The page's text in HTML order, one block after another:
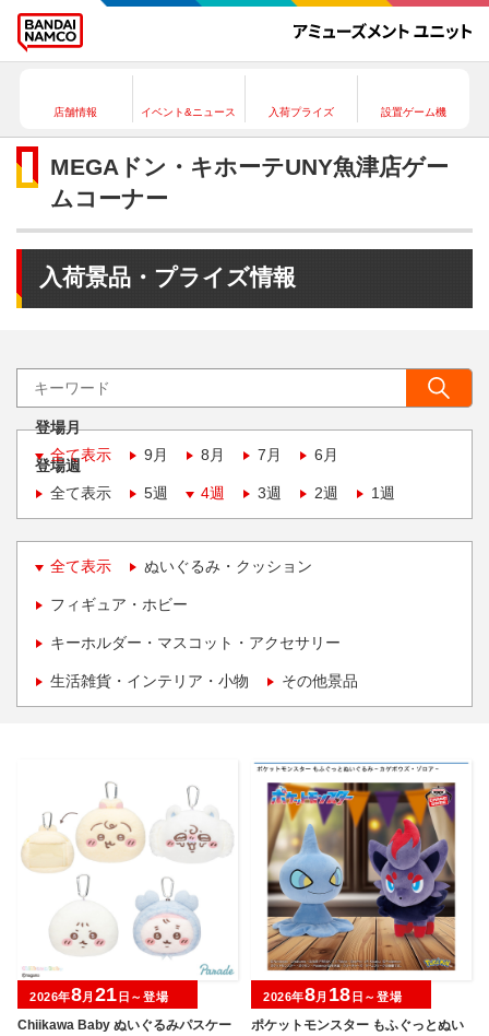
店舗情報 イベント&ニュース 入荷プライズ 設置ゲーム機
MEGAドン・キホーテUNY魚津店ゲー
ムコーナー
入荷景品・プライズ情報
登場月
全て表示
9月 8月 7月 6月
登場週
全て表示
5週 4週 3週 2週 1週
全て表示 ぬいぐるみ・クッション
フィギュア・ホビー
キーホルダー・マスコット・アクセサリー
生活雑貨・インテリア・小物 その他景品
Chiikawa Baby ぬいぐるみパスケー
2026年8月 21 日～登場
ポケットモンスター もふぐっとぬい
2026年8月 18 日～登場